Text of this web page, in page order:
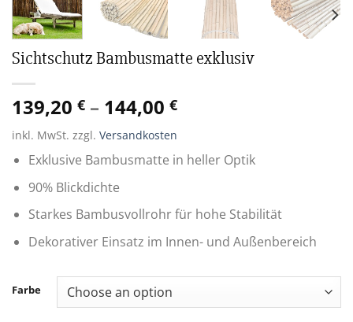
Sichtschutz Bambusmatte exklusiv
139,20 € – 144,00 €
inkl. MwSt. zzgl. Versandkosten
Exklusive Bambusmatte in heller Optik
90% Blickdichte
Starkes Bambusvollrohr für hohe Stabilität
Dekorativer Einsatz im Innen- und Außenbereich
Farbe